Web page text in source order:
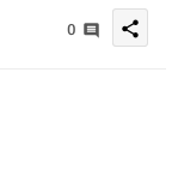
0 share